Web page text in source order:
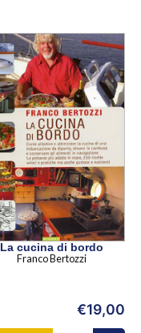
La cucina di bordo
Franco Bertozzi
€19,00